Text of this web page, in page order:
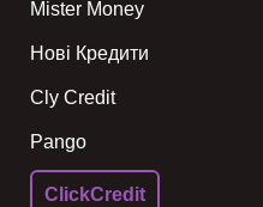
Mister Money
Нові Кредити
Cly Credit
Pango
ClickCredit